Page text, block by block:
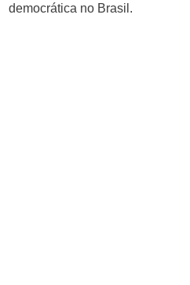
democrática no Brasil.